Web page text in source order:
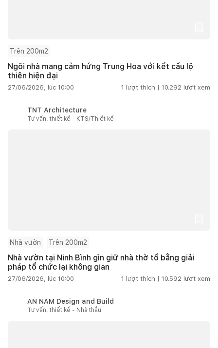
Trên 200m2
Ngôi nhà mang cảm hứng Trung Hoa với kết cấu lộ
thiên hiện đại
27/06/2026, lúc 10:00 1 lượt thích | 10.292 lượt xem
TNT Architecture
Tư vấn, thiết kế - KTS/Thiết kế
Nhà vườn Trên 200m2
Nhà vườn tại Ninh Bình gìn giữ nhà thờ tổ bằng giải
pháp tổ chức lại không gian
27/06/2026, lúc 10:00 1 lượt thích | 10.592 lượt xem
AN NAM Design and Build
Tư vấn, thiết kế - Nhà thầu